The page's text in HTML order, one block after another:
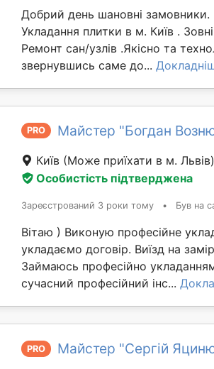
Добрий день шановні
Укладання плитки в м. Київ .
Ремонт сан/узлів .Якісно та
звернувшись саме до...
PRO Майстер "Богдан
Київ (Може приїхати в м. Львів)
Особистість підтверджена
Зареєстрований 3 роки тому • Був на
Вітаю ) Виконую професійне
укладаємо договір. Виїзд на
Займаюсь професійно
сучасний професійний інс...
PRO Майстер "Сергій